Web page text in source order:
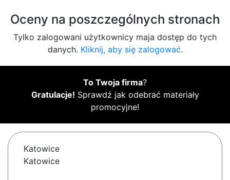
Oceny na poszczególnych stronach
Tylko zalogowani użytkownicy maja dostęp do tych
danych. Kliknij, aby się zalogować.
To Twoja firma?
Gratulacje! Sprawdź jak odebrać materiały
promocyjne!
Katowice
Katowice